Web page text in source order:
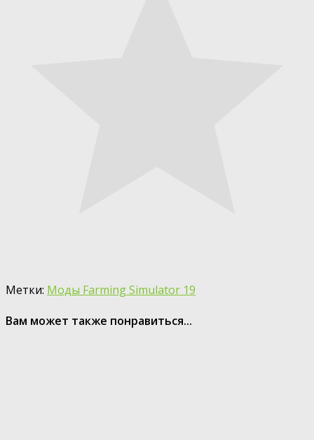
Метки: Моды Farming Simulator 19
Вам может также понравиться...